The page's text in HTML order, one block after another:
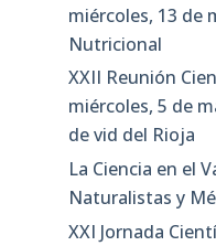
miércoles, 13 de
Nutricional
XXII Reunión
miércoles, 5 de
de vid del Rioja
La Ciencia en el
Naturalistas y
XXI Jornada